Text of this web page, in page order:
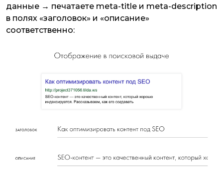
данные → печатаете meta-title и meta-description
в полях «заголовок» и «описание»
соответственно: